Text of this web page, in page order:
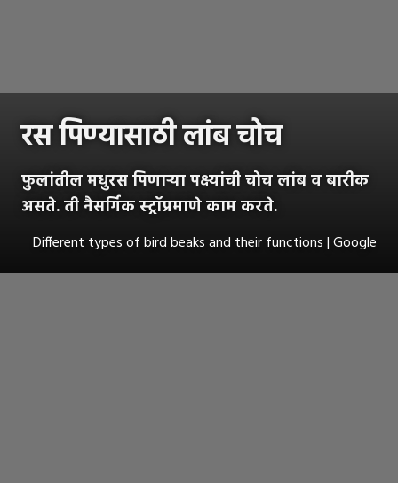
रस पिण्यासाठी लांब चोच
फुलांतील मधुरस पिणाऱ्या पक्ष्यांची चोच लांब व बारीक
असते. ती नैसर्गिक स्ट्रॉप्रमाणे काम करते.
Different types of bird beaks and their functions | Google